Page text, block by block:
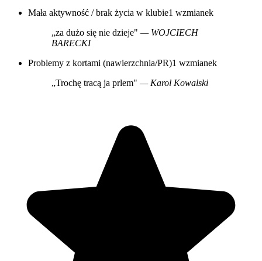
Mała aktywność / brak życia w klubie1 wzmianek
„za dużo się nie dzieje" — WOJCIECH
BARECKI
Problemy z kortami (nawierzchnia/PR)1 wzmianek
„Trochę tracą ja prlem" — Karol Kowalski